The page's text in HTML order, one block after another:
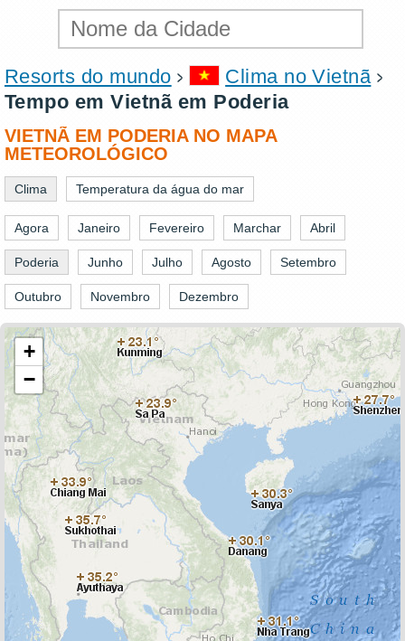
Resorts do mundo
Clima no Vietnã
Tempo em Vietnã em Poderia
VIETNÃ EM PODERIA NO MAPA
METEOROLÓGICO
Clima Temperatura da água do mar
Agora Janeiro Fevereiro Marchar Abril
Poderia Junho Julho Agosto Setembro
Outubro Novembro Dezembro
+
−